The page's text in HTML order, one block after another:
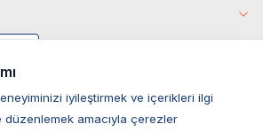
iyileştirmek ve içerikleri ilgi
düzenlemek amacıyla çerezler